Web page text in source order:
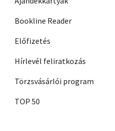
Bookline Reader
Előfizetés
Hírlevél feliratkozás
Törzsvásárlói program
TOP 50